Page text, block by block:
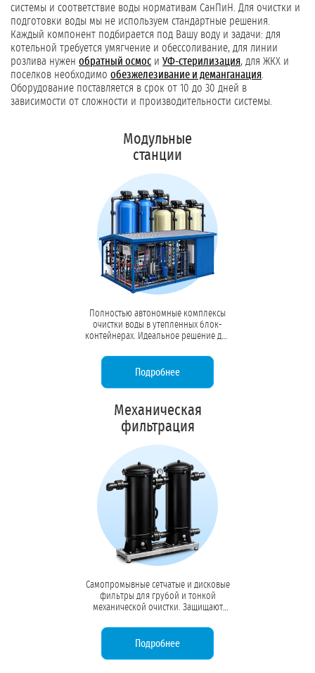
системы и соответствие воды нормативам СанПиН. Для очистки и
подготовки воды мы не используем стандартные решения.
Каждый компонент подбирается под Вашу воду и задачи: для
котельной требуется умягчение и обессоливание, для линии
розлива нужен обратный осмос и УФ-стерилизация, для ЖКХ и
поселков необходимо обезжелезивание и деманганация
Оборудование поставляется в срок от 10 до 30 дней в
зависимости от сложности и производительности системы.
Модульные
станции
Полностью автономные комплексы
очистки воды в утепленных блок-
контейнерах. Идеальное решение для
поселков и производств без
капитальных зданий.
Подробнее
Механическая
фильтрация
Самопромывные сетчатые и дисковые
фильтры для грубой и тонкой
механической очистки. Защищают
оборудование от абразивного износа
и засоров.
Подробнее